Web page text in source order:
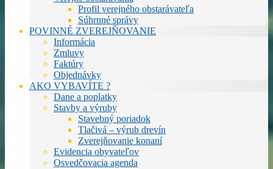
Profil verejného obstarávateľa
Súhrnné správy
POVINNÉ ZVEREJŇOVANIE
Informácia
Zmluvy
Faktúry
Objednávky
AKO VYBAVÍTE ?
Dane a poplatky
Stavby a výruby
Stavebný poriadok
Tlačivá – výrub drevín
Zverejňovanie konaní
Evidencia obyvateľov
Osvedčovacia agenda